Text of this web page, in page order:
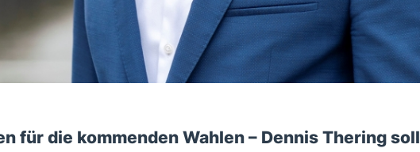
für die kommenden Wahlen – Dennis Thering soll